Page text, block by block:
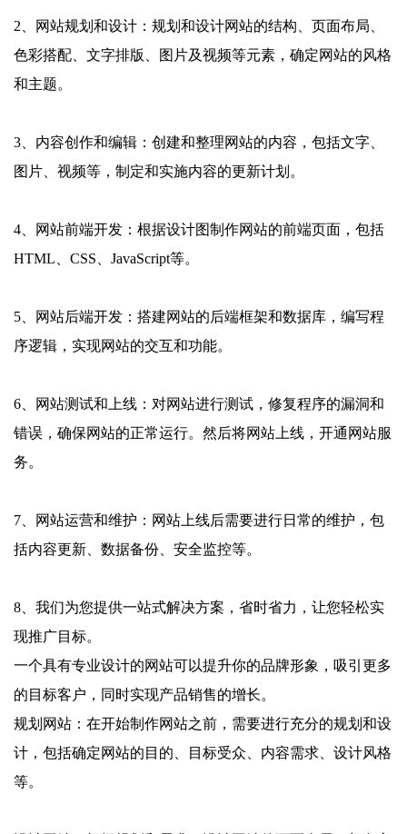
2、网站规划和设计：规划和设计网站的结构、页面布局、
色彩搭配、文字排版、图片及视频等元素，确定网站的风格
和主题。
3、内容创作和编辑：创建和整理网站的内容，包括文字、
图片、视频等，制定和实施内容的更新计划。
4、网站前端开发：根据设计图制作网站的前端页面，包括
HTML、CSS、JavaScript等。
5、网站后端开发：搭建网站的后端框架和数据库，编写程
序逻辑，实现网站的交互和功能。
6、网站测试和上线：对网站进行测试，修复程序的漏洞和
错误，确保网站的正常运行。然后将网站上线，开通网站服
务。
7、网站运营和维护：网站上线后需要进行日常的维护，包
括内容更新、数据备份、安全监控等。
8、我们为您提供一站式解决方案，省时省力，让您轻松实
现推广目标。
一个具有专业设计的网站可以提升你的品牌形象，吸引更多
的目标客户，同时实现产品销售的增长。
规划网站：在开始制作网站之前，需要进行充分的规划和设
计，包括确定网站的目的、目标受众、内容需求、设计风格
等。